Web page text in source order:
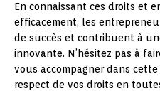
En connaissant ces droits et
efficacement, les
de succès et contribuent à
innovante. N’hésitez pas à
vous accompagner dans
respect de vos droits en